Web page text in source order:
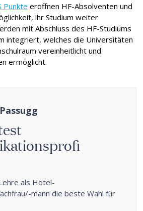
Punkte eröffnen HF-Absolventen und
ihr Studium weiter
mit Abschluss des HF-Studiums
integriert, welches die Universitäten
vereinheitlicht und
ermöglicht.
als Hotel-
mann die beste Wahl für